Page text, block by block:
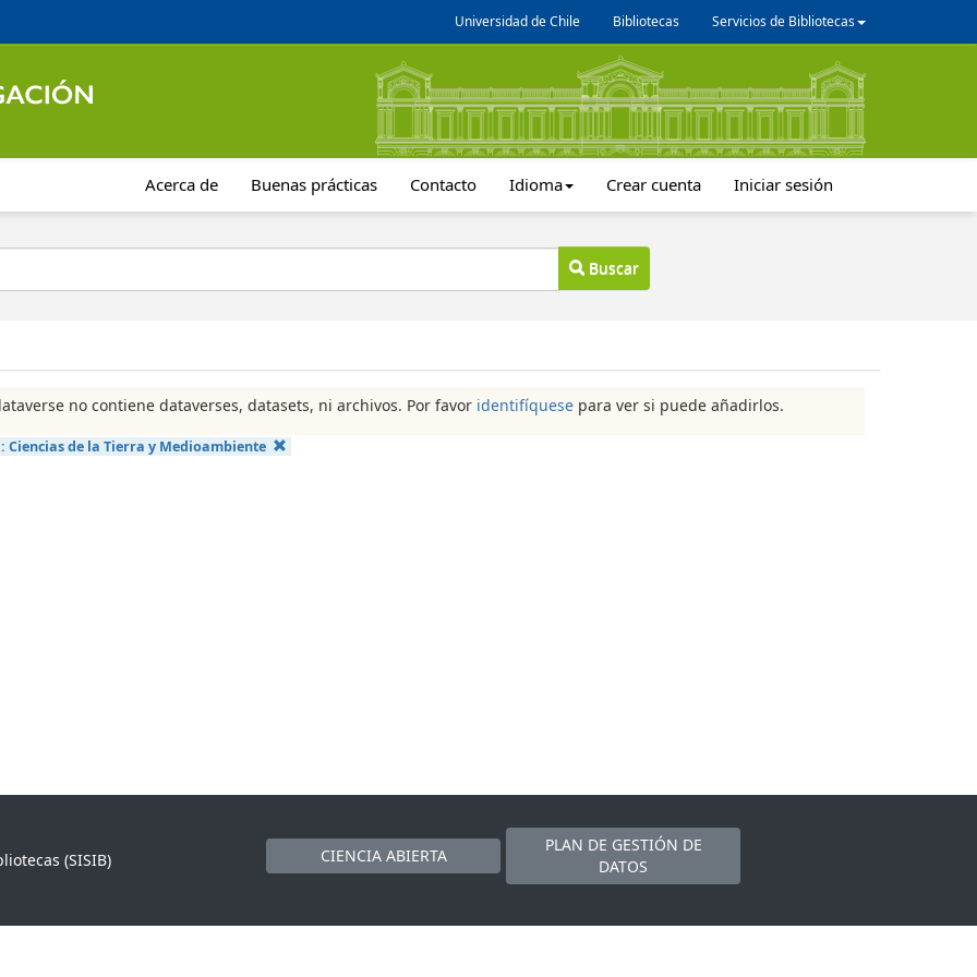
Universidad de Chile Bibliotecas Servicios de Bibliotecas
Acerca de Buenas prácticas Contacto Idioma Crear cuenta Iniciar sesión
Buscar
no contiene dataverses, datasets, ni archivos. Por favor identifíquese para ver si puede añadirlos.
Ciencias de la Tierra y Medioambiente
(SISIB)
CIENCIA ABIERTA
PLAN DE GESTIÓN DE
DATOS